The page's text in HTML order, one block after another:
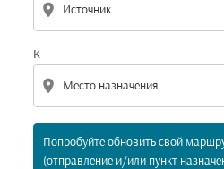
location_on
К
location_on
Попробуйте обновить свой
(отправление и/или пункт